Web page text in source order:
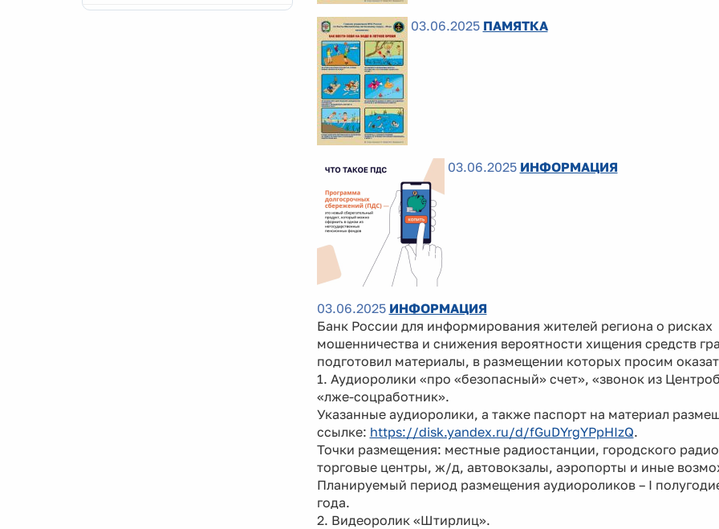
03.06.2025 ПАМЯТКА
03.06.2025 ИНФОРМАЦИЯ
03.06.2025 ИНФОРМАЦИЯ
Банк России для информирования жителей региона о рисках
мошенничества и снижения вероятности хищения средств
подготовил материалы, в размещении которых просим
1. Аудиоролики «про «безопасный» счет», «звонок из
«лже-соцработник».
Указанные аудиоролики, а также паспорт на материал
ссылке: https://disk.yandex.ru/d/fGuDYrgYPpHIzQ.
Точки размещения: местные радиостанции, городского
торговые центры, ж/д, автовокзалы, аэропорты и иные
Планируемый период размещения аудиороликов – I
года.
2. Видеоролик «Штирлиц».